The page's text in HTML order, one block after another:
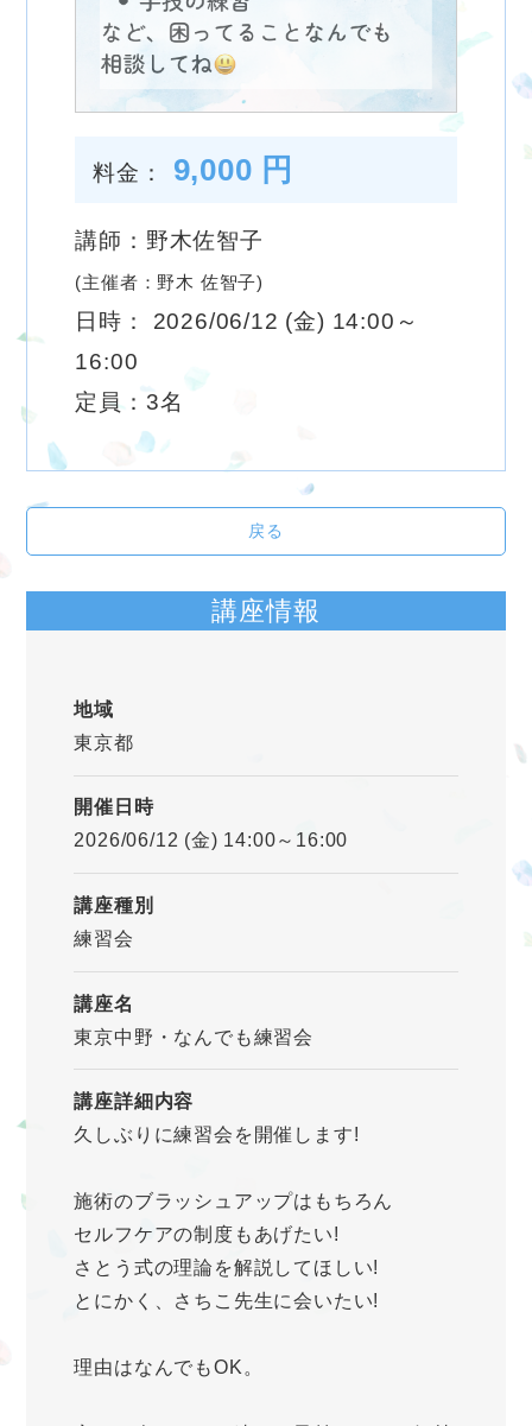
料金： 9,000 円
講師：野木佐智子
(主催者：野木 佐智子)
日時： 2026/06/12 (金) 14:00～
16:00
定員：3名
戻る
講座情報
地域
東京都
開催日時
2026/06/12 (金) 14:00～16:00
講座種別
練習会
講座名
東京中野・なんでも練習会
講座詳細内容
久しぶりに練習会を開催します!
施術のブラッシュアップはもちろん
セルフケアの制度もあげたい!
さとう式の理論を解説してほしい!
とにかく、さちこ先生に会いたい!
理由はなんでもOK。